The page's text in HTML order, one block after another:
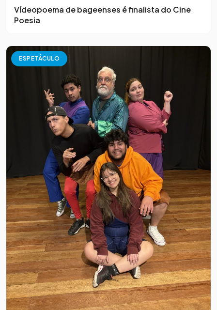
Vídeopoema de bageenses é finalista do Cine
Poesia
ESPETÁCULO